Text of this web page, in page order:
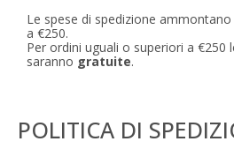
Le spese di spedizione
a €250.
Per ordini uguali o superiori a €250
saranno gratuite.
POLITICA DI